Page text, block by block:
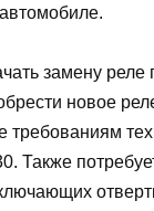
замену реле
новое
требованиям
Также